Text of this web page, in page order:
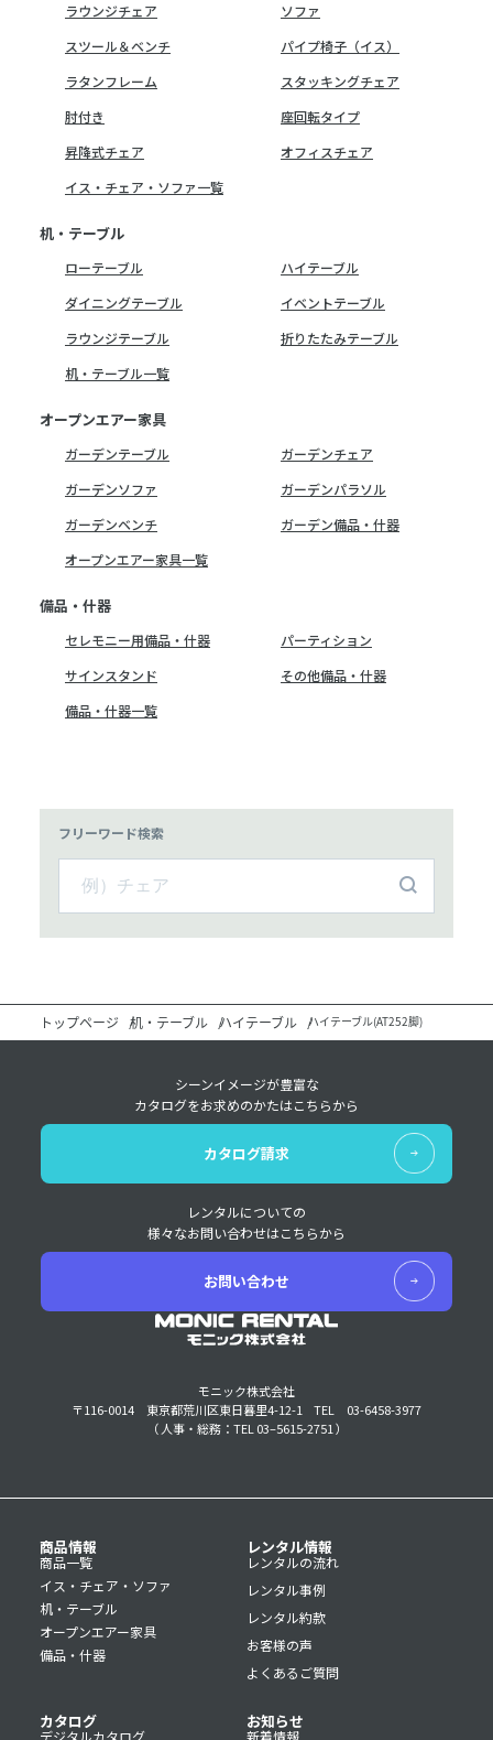
ラウンジチェア
ソファ
スツール＆ベンチ
パイプ椅子（イス）
ラタンフレーム
スタッキングチェア
肘付き
座回転タイプ
昇降式チェア
オフィスチェア
イス・チェア・ソファ一覧
机・テーブル
ローテーブル
ハイテーブル
ダイニングテーブル
イベントテーブル
ラウンジテーブル
折りたたみテーブル
机・テーブル一覧
オープンエアー家具
ガーデンテーブル
ガーデンチェア
ガーデンソファ
ガーデンパラソル
ガーデンベンチ
ガーデン備品・什器
オープンエアー家具一覧
備品・什器
セレモニー用備品・什器
パーティション
サインスタンド
その他備品・什器
備品・什器一覧
フリーワード検索
トップページ 机・テーブル ハイテーブル ハイテーブル(AT252脚)
モニック株式会社
〒116-0014 東京都荒川区東日暮里4-12-1
TEL 03-6458-3977
（ 人事・総務：TEL 03–5615-2751 ）
シーンイメージが豊富な
カタログをお求めのかたはこちらから
カタログ請求
レンタルについての
様々なお問い合わせはこちらから
お問い合わせ
商品情報
商品一覧
イス・チェア・ソファ
机・テーブル
オープンエアー家具
備品・什器
レンタル情報
レンタルの流れ
レンタル事例
レンタル約款
お客様の声
よくあるご質問
カタログ
デジタルカタログ
お知らせ
新着情報